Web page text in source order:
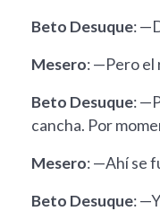
Beto Desuque:
Mesero: —Pero el
Beto Desuque:
cancha. Por
Mesero: —Ahí se
Beto Desuque: